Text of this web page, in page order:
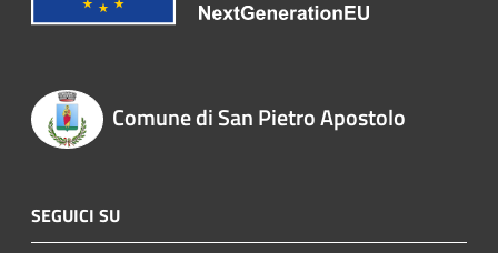
Comune di San Pietro Apostolo
SEGUICI SU